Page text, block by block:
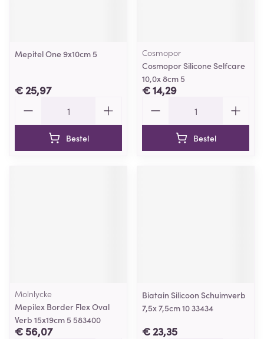
Mepitel One 9x10cm 5
€ 25,97
Bestel
Cosmopor
Cosmopor Silicone Selfcare
10,0x 8cm 5
€ 14,29
Bestel
Molnlycke
Mepilex Border Flex Oval
Verb 15x19cm 5 583400
€ 56,07
Biatain Silicoon Schuimverb
7,5x 7,5cm 10 33434
€ 23,35